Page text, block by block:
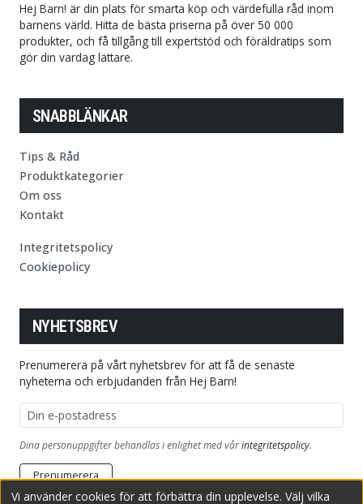
Hej Barn! är din plats för smarta köp och värdefulla råd inom
barnens värld. Hitta de bästa priserna på över 50 000
produkter, och få tillgång till expertstöd och föräldratips som
gör din vardag lättare.
SNABBLÄNKAR
Tips & Råd
Produktkategorier
Om oss
Kontakt
Integritetspolicy
Cookiepolicy
NYHETSBREV
Prenumerera på vårt nyhetsbrev för att få de senaste
nyheterna och erbjudanden från Hej Barn!
E-postadress
Dina personuppgifter behandlas i enlighet med vårintegritetspolicy.
Prenumerera
Vi använder cookies för att förbättra din upplevelse. Välj vilka